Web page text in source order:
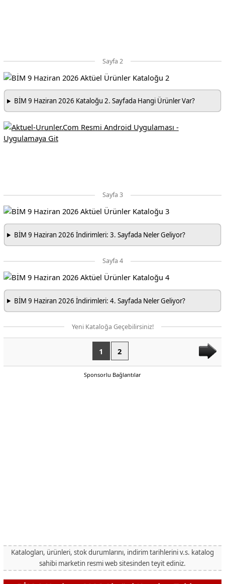
Sayfa 2
BİM 9 Haziran 2026 Kataloğu 2. Sayfada Hangi Ürünler Var?
Sayfa 3
BİM 9 Haziran 2026 İndirimleri: 3. Sayfada Neler Geliyor?
Sayfa 4
BİM 9 Haziran 2026 İndirimleri: 4. Sayfada Neler Geliyor?
Yeni Kataloğa Geçebilirsiniz!
1 2
Sponsorlu Bağlantılar
Katalogları, ürünleri, stok durumlarını, indirim tarihlerini v.s. katalog
sahibi marketin resmi web sitesinden teyit ediniz.